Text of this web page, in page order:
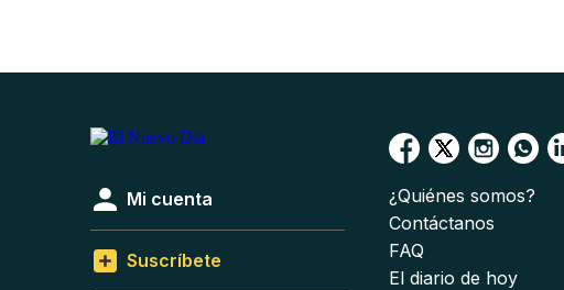
Mi cuenta
Suscríbete
¿Quiénes somos?
Contáctanos
FAQ
El diario de hoy